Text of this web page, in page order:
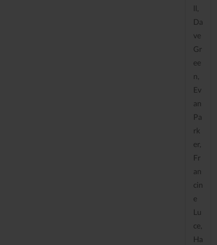
ll,
Da
ve
Gr
ee
n,
Ev
an
Pa
rk
er,
Fr
an
cin
e
Lu
ce,
Ha